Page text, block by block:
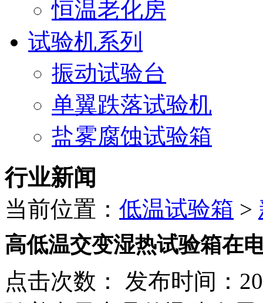
恒温老化房
试验机系列
振动试验台
单翼跌落试验机
盐雾腐蚀试验箱
行业新闻
当前位置： 低温试验箱 >
高低温交变湿热试验箱在
点击次数：
发布时间：